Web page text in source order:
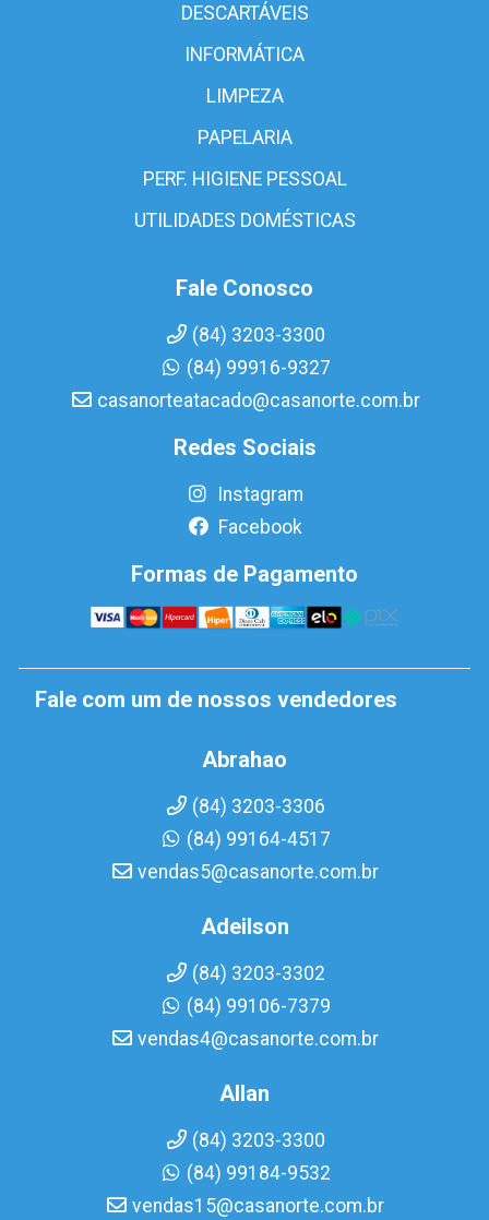
DESCARTÁVEIS
INFORMÁTICA
LIMPEZA
PAPELARIA
PERF. HIGIENE PESSOAL
UTILIDADES DOMÉSTICAS
Fale Conosco
(84) 3203-3300
(84) 99916-9327
casanorteatacado@casanorte.com.br
Redes Sociais
Instagram
Facebook
Formas de Pagamento
Fale com um de nossos vendedores
Abrahao
(84) 3203-3306
(84) 99164-4517
vendas5@casanorte.com.br
Adeilson
(84) 3203-3302
(84) 99106-7379
vendas4@casanorte.com.br
Allan
(84) 3203-3300
(84) 99184-9532
vendas15@casanorte.com.br